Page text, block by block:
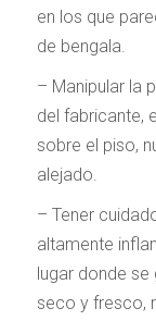
en los que
de bengala.
– Manipular la
del fabricante,
sobre el piso,
alejado.
– Tener
altamente
lugar donde
seco y fresco,